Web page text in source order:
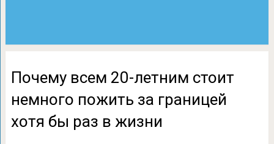
Почему всем 20-летним стоит
немного пожить за границей
хотя бы раз в жизни